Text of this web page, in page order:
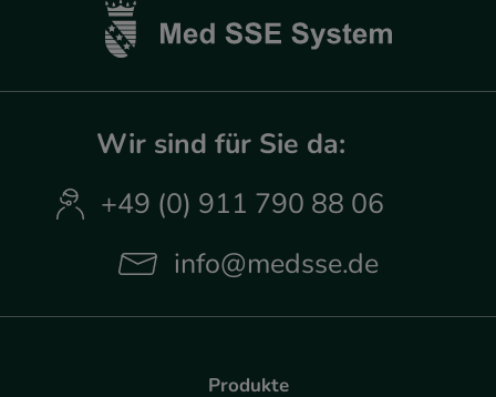
Wir sind für Sie da:
+49 (0) 911 790 88 06
info@medsse.de
Produkte